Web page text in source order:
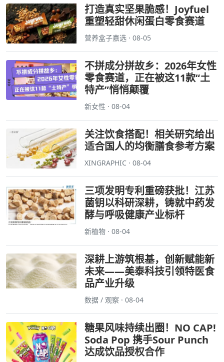
打造真实坚果脆感！Joyfuel
重塑轻甜休闲蛋白零食赛道
营养盒子嘉选 · 08-05
不拼成分拼故乡：2026年女性
零食赛道，正在被这11款“土
特产”悄悄颠覆
新女性 · 08-04
关注饮食搭配！相关研究给出
适合国人的均衡膳食参考方案
XINGRAPHIC · 08-04
三项发明专利重磅获批！江苏
菌钥以科研深耕，铸就中药发
酵与呼吸健康产业标杆
新植物 · 08-04
深耕上游筑根基，创新赋能新
未来——美泰科技引领特医食
品产业升级
数据 / 观察 · 08-04
糖果风味持续出圈！NO CAP!
Soda Pop 携手Sour Punch
达成饮品授权合作